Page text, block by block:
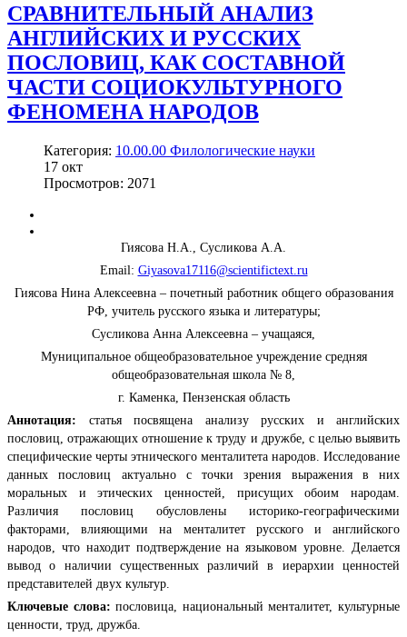
СРАВНИТЕЛЬНЫЙ АНАЛИЗ
АНГЛИЙСКИХ И РУССКИХ
ПОСЛОВИЦ, КАК СОСТАВНОЙ
ЧАСТИ СОЦИОКУЛЬТУРНОГО
ФЕНОМЕНА НАРОДОВ
Категория: 10.00.00 Филологические науки
17 окт
Просмотров: 2071
Гиясова Н.А., Сусликова А.А.
Email: Giyasova17116@scientifictext.ru
Гиясова Нина Алексеевна – почетный работник общего образования
РФ, учитель русского языка и литературы;
Сусликова Анна Алексеевна – учащаяся,
Муниципальное общеобразовательное учреждение средняя
общеобразовательная школа № 8,
г. Каменка, Пензенская область
Аннотация: статья посвящена анализу русских и английских
пословиц, отражающих отношение к труду и дружбе, с целью выявить
специфические черты этнического менталитета народов. Исследование
данных пословиц актуально с точки зрения выражения в них
моральных и этических ценностей, присущих обоим народам.
Различия пословиц обусловлены историко-географическими
факторами, влияющими на менталитет русского и английского
народов, что находит подтверждение на языковом уровне. Делается
вывод о наличии существенных различий в иерархии ценностей
представителей двух культур.
Ключевые слова:пословица, национальный менталитет, культурные
ценности, труд, дружба.